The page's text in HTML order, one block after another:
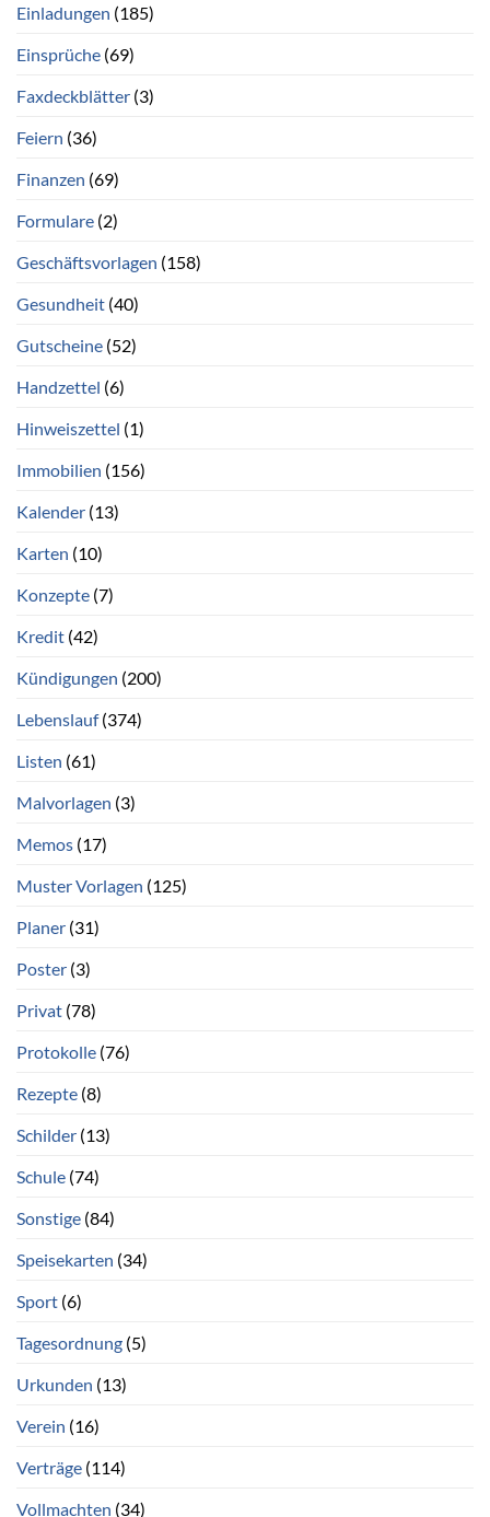
Einladungen (185)
Einsprüche (69)
Faxdeckblätter (3)
Feiern (36)
Finanzen (69)
Formulare (2)
Geschäftsvorlagen (158)
Gesundheit (40)
Gutscheine (52)
Handzettel (6)
Hinweiszettel (1)
Immobilien (156)
Kalender (13)
Karten (10)
Konzepte (7)
Kredit (42)
Kündigungen (200)
Lebenslauf(374)
Listen (61)
Malvorlagen (3)
Memos (17)
Muster Vorlagen (125)
Planer (31)
Poster (3)
Privat (78)
Protokolle (76)
Rezepte (8)
Schilder (13)
Schule (74)
Sonstige (84)
Speisekarten (34)
Sport (6)
Tagesordnung (5)
Urkunden (13)
Verein (16)
Verträge (114)
Vollmachten (34)